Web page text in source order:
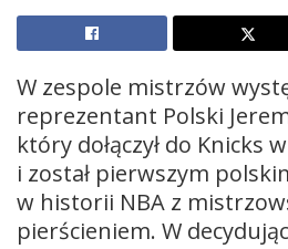
W zespole mistrzów
reprezentant Polski
który dołączył do Knicks
i został pierwszym
w historii NBA z
pierścieniem. W